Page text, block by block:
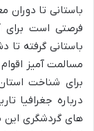
باستانی تا دوران
فرصتی است برای
باستانی گرفته
مسالمت آمیز
برای شناخت
درباره جغرافیا
های گردشگری این